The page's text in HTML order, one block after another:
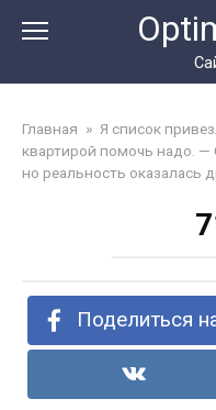
Главная » Я список
квартирой помочь надо. —
но реальность оказалась
Поделиться